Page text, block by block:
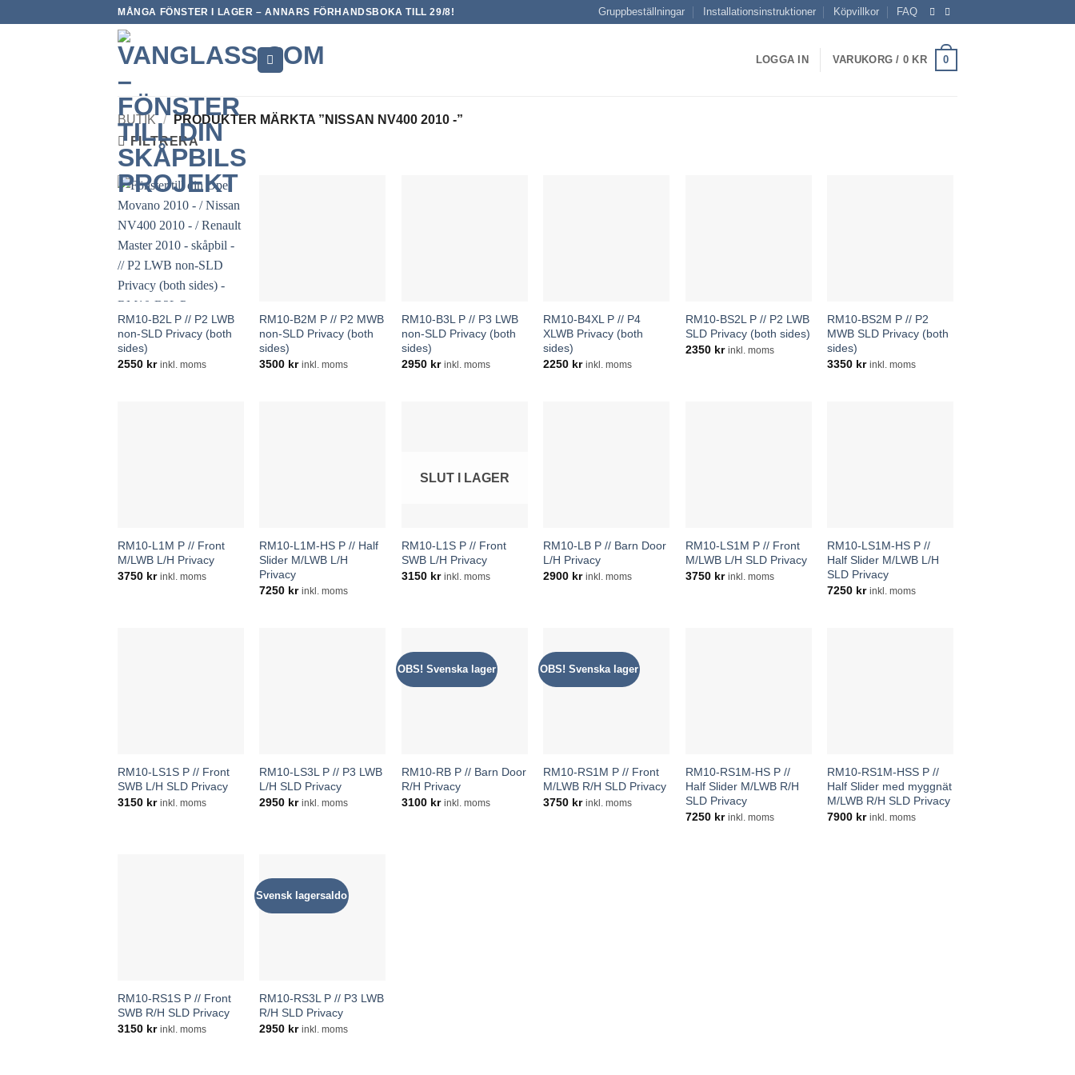
MÅNGA FÖNSTER I LAGER – ANNARS FÖRHANDSBOKA TILL 29/8! Gruppbeställningar Installationsinstruktioner Köpvillkor FAQ
LOGGA IN VARUKORG / 0 KR 0
BUTIK / PRODUKTER MÄRKTA ”NISSAN NV400 2010 -”
FILTRERA
RM10-B2L P // P2 LWB
non-SLD Privacy (both
sides)
2550 kr inkl. moms
RM10-B2M P // P2 MWB
non-SLD Privacy (both
sides)
3500 kr inkl. moms
RM10-B3L P // P3 LWB
non-SLD Privacy (both
sides)
2950 kr inkl. moms
RM10-B4XL P // P4
XLWB Privacy (both
sides)
2250 kr inkl. moms
RM10-BS2L P // P2 LWB
SLD Privacy (both sides)
2350 kr inkl. moms
RM10-BS2M P // P2
MWB SLD Privacy (both
sides)
3350 kr inkl. moms
RM10-L1M P // Front
M/LWB L/H Privacy
3750 kr inkl. moms
RM10-L1M-HS P // Half
Slider M/LWB L/H
Privacy
7250 kr inkl. moms
SLUT I LAGER
RM10-L1S P // Front
SWB L/H Privacy
3150 kr inkl. moms
RM10-LB P // Barn Door
L/H Privacy
2900 kr inkl. moms
RM10-LS1M P // Front
M/LWB L/H SLD Privacy
3750 kr inkl. moms
RM10-LS1M-HS P //
Half Slider M/LWB L/H
SLD Privacy
7250 kr inkl. moms
RM10-LS1S P // Front
SWB L/H SLD Privacy
3150 kr inkl. moms
RM10-LS3L P // P3 LWB
L/H SLD Privacy
2950 kr inkl. moms
OBS! Svenska lager
RM10-RB P // Barn Door
R/H Privacy
3100 kr inkl. moms
OBS! Svenska lager
RM10-RS1M P // Front
M/LWB R/H SLD Privacy
3750 kr inkl. moms
RM10-RS1M-HS P //
Half Slider M/LWB R/H
SLD Privacy
7250 kr inkl. moms
RM10-RS1M-HSS P //
Half Slider med myggnät
M/LWB R/H SLD Privacy
7900 kr inkl. moms
RM10-RS1S P // Front
SWB R/H SLD Privacy
3150 kr inkl. moms
Svensk lagersaldo
RM10-RS3L P // P3 LWB
R/H SLD Privacy
2950 kr inkl. moms